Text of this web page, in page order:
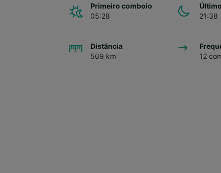
Primeiro comboio
05:28
21:38
Distância
509 km
12